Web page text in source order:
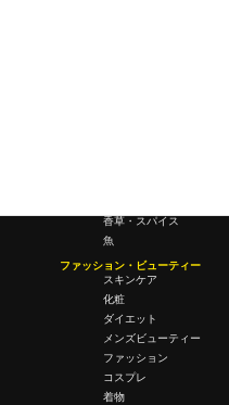
香草・スパイス
魚
ファッション・ビューティー
スキンケア
化粧
ダイエット
メンズビューティー
ファッション
コスプレ
着物